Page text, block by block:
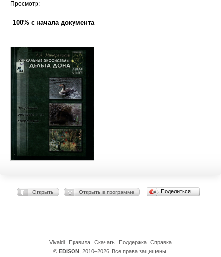
Просмотр:
100% с начала документа
Открыть Открыть в программе Поделиться…
© EDISON , 2010–2026. Все права защищены.
Vivaldi Правила Скачать Поддержка Справка